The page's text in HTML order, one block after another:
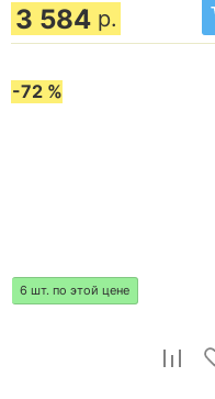
3 584 р.
-72 %
6 шт. по этой цене